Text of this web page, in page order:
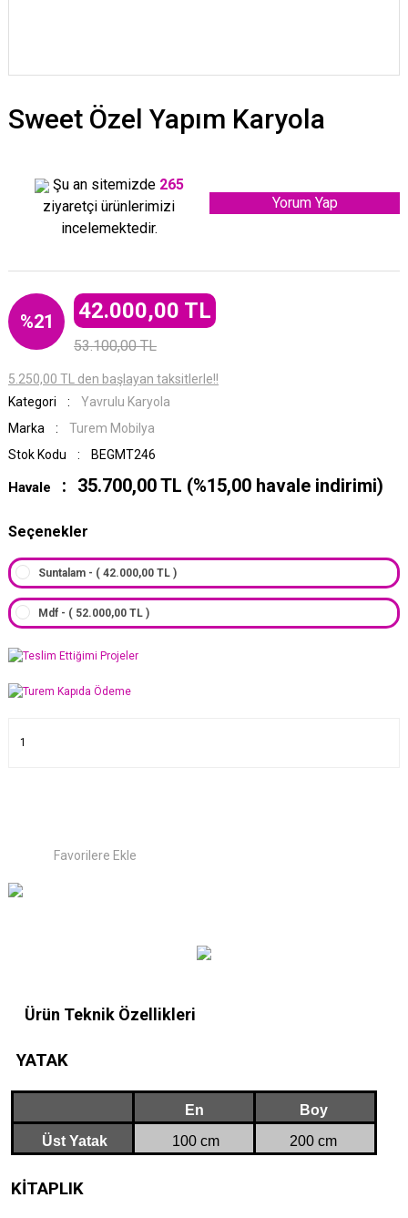
Sweet Özel Yapım Karyola
Şu an sitemizde 265
ziyaretçi ürünlerimizi
incelemektedir.
Yorum Yap
%21 42.000,00 TL
53.100,00 TL
5.250,00 TL den başlayan taksitlerle!!
Kategori
Yavrulu Karyola
Marka
Turem Mobilya
Stok Kodu
BEGMT246
Havale 35.700,00 TL (%15,00 havale indirimi)
Seçenekler
Suntalam - ( 42.000,00 TL )
Mdf - ( 52.000,00 TL )
Ürün Teknik Özellikleri
YATAK
En
Boy
Üst Yatak
100 cm 200 cm
KİTAPLIK